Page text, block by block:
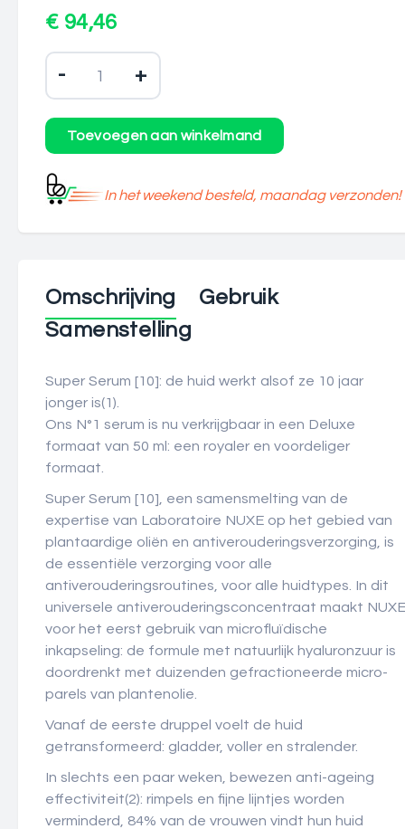
€ 94,46
- +
In het weekend besteld, maandag verzonden!
Omschrijving
Gebruik
Samenstelling
Super Serum [10]: de huid werkt alsof ze 10 jaar
jonger is(1).
Ons N°1 serum is nu verkrijgbaar in een Deluxe
formaat van 50 ml: een royaler en voordeliger
formaat.
Super Serum [10], een samensmelting van de
expertise van Laboratoire NUXE op het gebied van
plantaardige oliën en antiverouderingsverzorging, is
de essentiële verzorging voor alle
antiverouderingsroutines, voor alle huidtypes. In dit
universele antiverouderingsconcentraat maakt NUXE
voor het eerst gebruik van microfluïdische
inkapseling: de formule met natuurlijk hyaluronzuur is
doordrenkt met duizenden gefractioneerde micro-
parels van plantenolie.
Vanaf de eerste druppel voelt de huid
getransformeerd: gladder, voller en stralender.
In slechts een paar weken, bewezen anti-ageing
effectiviteit(2): rimpels en fijne lijntjes worden
verminderd, 84% van de vrouwen vindt hun huid